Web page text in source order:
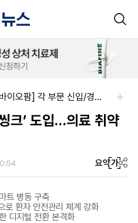
SK 바이오팜 (주)-[SK바이오팜] 각 부문 신입/경력 구성원 영입
크’ 도입…의료 취약
요약가
트 병동 구축
로 환자 안전관리 체계 강화
디지털 전환 본격화